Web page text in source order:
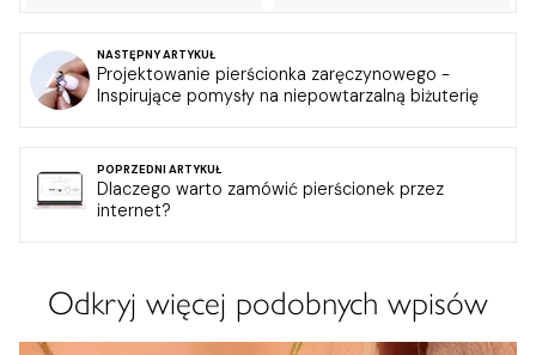
NASTĘPNY ARTYKUŁ
Projektowanie pierścionka zaręczynowego -
Inspirujące pomysły na niepowtarzalną biżuterię
POPRZEDNI ARTYKUŁ
Dlaczego warto zamówić pierścionek przez
internet?
Odkryj więcej podobnych wpisów